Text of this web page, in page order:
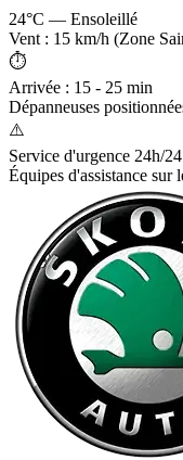
24°C — Ensoleillé
Vent : 15 km/h (Zone
⏱️
Arrivée : 15 - 25 min
Dépanneuses
⚠️
Service d'urgence 24h/
Équipes d'assistance sur